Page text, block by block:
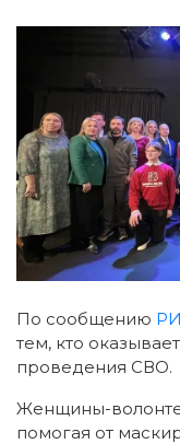
По сообщению
тем, кто
проведения СВО.
Женщины-
помогая от